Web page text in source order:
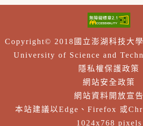
Copyright© 2018國立澎湖科技大
University of Science and
隱私權保護政策
網站安全政策
網站資料開放宣告
本站建議以Edge、Firefox 或
1024x768 pixels